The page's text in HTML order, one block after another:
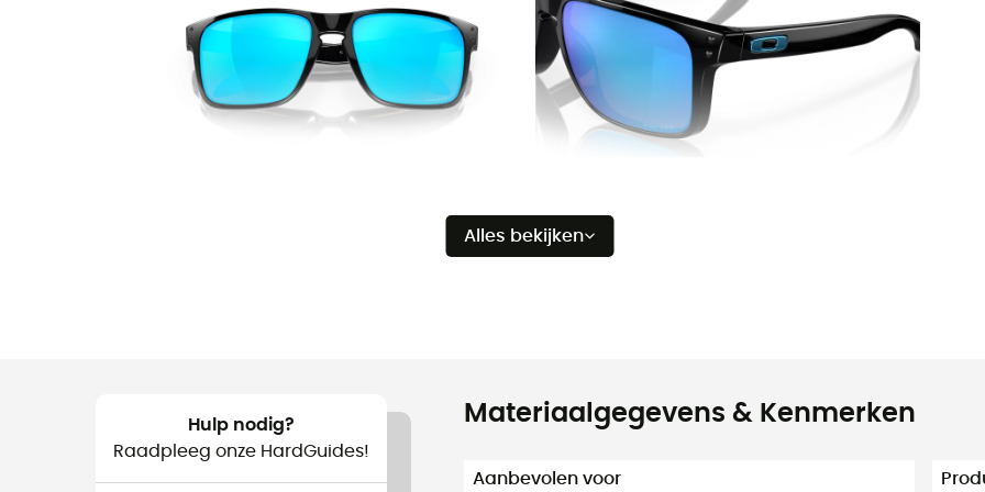
Alles bekijken
Hulp nodig?
Raadpleeg onze HardGuides!
Materiaalgegevens & Kenmerken
Aanbevolen voor